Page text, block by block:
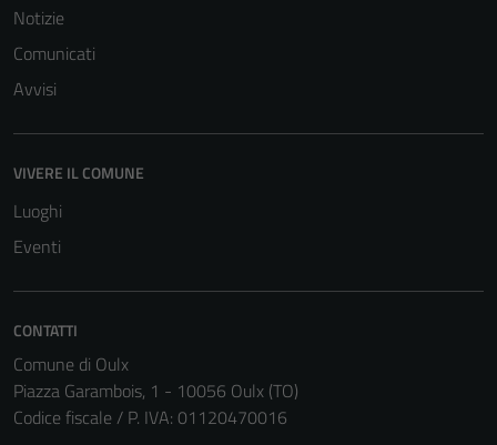
Notizie
Comunicati
Avvisi
VIVERE IL COMUNE
Luoghi
Eventi
CONTATTI
Comune di Oulx
Piazza Garambois, 1 - 10056 Oulx (TO)
Codice fiscale / P. IVA: 01120470016
per il
Questi cookie